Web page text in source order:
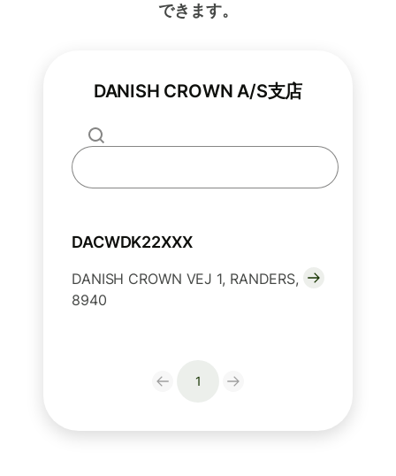
できます。
DANISH CROWN A/S支店
DACWDK22XXX
DANISH CROWN VEJ 1, RANDERS,
8940
1